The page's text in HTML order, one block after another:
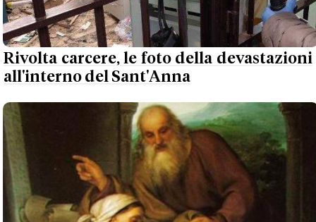
Rivolta carcere, le foto della devastazioni
all'interno del Sant'Anna